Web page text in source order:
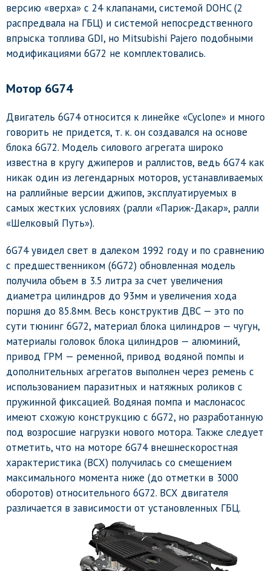
версию «верха» с 24 клапанами, системой DOHC (2
распредвала на ГБЦ) и системой непосредственного
впрыска топлива GDI, но Mitsubishi Pajero подобными
модификациями 6G72 не комплектовались.
Мотор 6G74
Двигатель 6G74 относится к линейке «Cyclone» и много
говорить не придется, т. к. он создавался на основе
блока 6G72. Модель силового агрегата широко
известна в кругу джиперов и раллистов, ведь 6G74 как
никак один из легендарных моторов, устанавливаемых
на раллийные версии джипов, эксплуатируемых в
самых жестких условиях (ралли «Париж-Дакар», ралли
«Шелковый Путь»).
6G74 увидел свет в далеком 1992 году и по сравнению
с предшественником (6G72) обновленная модель
получила объем в 3.5 литра за счет увеличения
диаметра цилиндров до 93мм и увеличения хода
поршня до 85.8мм. Весь конструктив ДВС — это по
сути тюнинг 6G72, материал блока цилиндров — чугун,
материалы головок блока цилиндров — алюминий,
привод ГРМ — ременной, привод водяной помпы и
дополнительных агрегатов выполнен через ремень с
использованием паразитных и натяжных роликов с
пружинной фиксацией. Водяная помпа и маслонасос
имеют схожую конструкцию с 6G72, но разработанную
под возросшие нагрузки нового мотора. Также следует
отметить, что на моторе 6G74 внешнескоростная
характеристика (ВСХ) получилась со смещением
максимального момента ниже (до отметки в 3000
оборотов) относительного 6G72. ВСХ двигателя
различается в зависимости от установленных ГБЦ.